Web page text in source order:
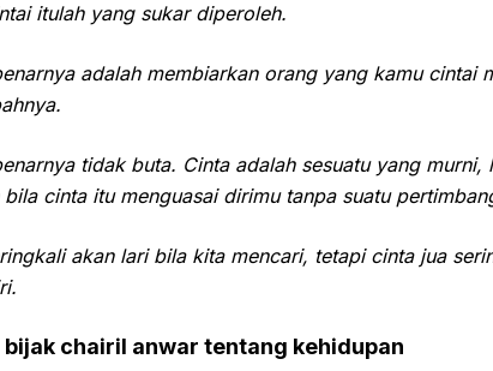
itulah yang sukar diperoleh.
adalah membiarkan orang yang kamu cintai
tidak buta. Cinta adalah sesuatu yang murni,
cinta itu menguasai dirimu tanpa suatu
akan lari bila kita mencari, tetapi cinta jua
chairil anwar tentang kehidupan